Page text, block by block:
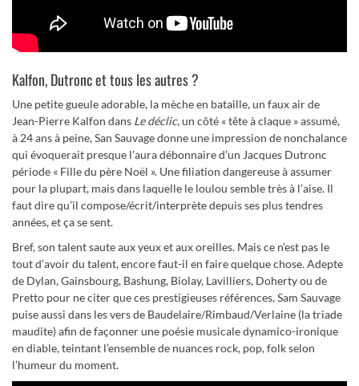
Kalfon, Dutronc et tous les autres ?
Une petite gueule adorable, la mèche en bataille, un faux air de
Jean-Pierre Kalfon dans Le déclic, un côté « tête à claque » assumé,
à 24 ans à peine, San Sauvage donne une impression de nonchalance
qui évoquerait presque l’aura débonnaire d’un Jacques Dutronc
période « Fille du père Noël ». Une filiation dangereuse à assumer
pour la plupart, mais dans laquelle le loulou semble très à l’aise. Il
faut dire qu’il compose/écrit/interprète depuis ses plus tendres
années, et ça se sent.
Bref, son talent saute aux yeux et aux oreilles. Mais ce n’est pas le
tout d’avoir du talent, encore faut-il en faire quelque chose. Adepte
de Dylan, Gainsbourg, Bashung, Biolay, Lavilliers, Doherty ou de
Pretto pour ne citer que ces prestigieuses références, Sam Sauvage
puise aussi dans les vers de Baudelaire/Rimbaud/Verlaine (la triade
maudite) afin de façonner une poésie musicale dynamico-ironique
en diable, teintant l’ensemble de nuances rock, pop, folk selon
l’humeur du moment.